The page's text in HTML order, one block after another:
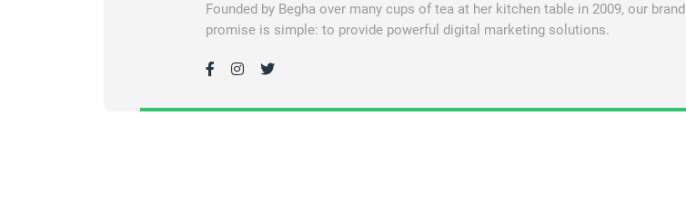
Founded by Begha over many cups of tea at her kitchen table in 2009, our brand
promise is simple: to provide powerful digital marketing solutions.